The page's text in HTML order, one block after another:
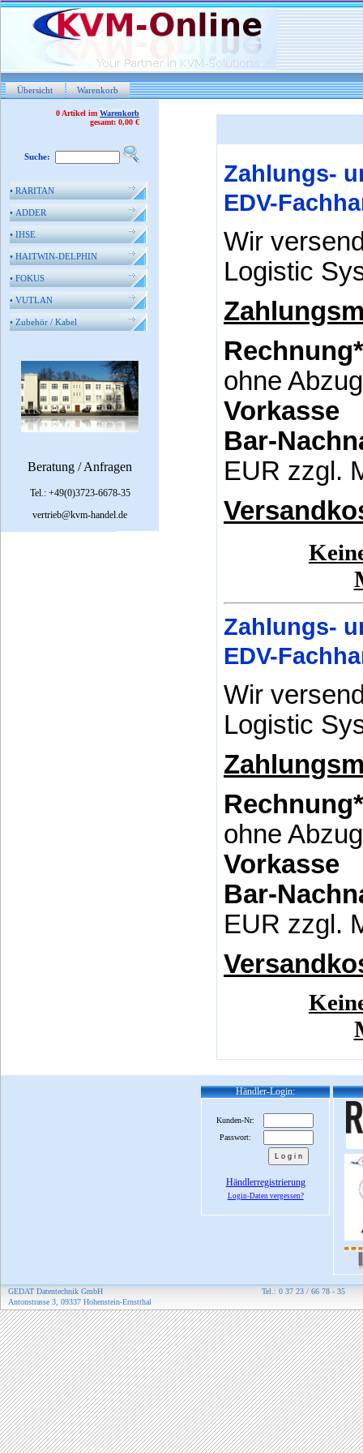
Übersicht Warenkorb
0 Artikel im Warenkorb
gesamt: 0,00 €
Suche:
•RARITAN
•ADDER
•IHSE
•HAITWIN-DELPHIN
•FOKUS
•VUTLAN
•Zubehör / Kabel
Beratung / Anfragen
Tel.: +49(0)3723-6678-35
vertrieb@kvm-handel.de
Zahlungs-
EDV-
Wir
Logistic
ohne
Bar-
EUR zzgl.
Zahlungs-
EDV-
Wir
Logistic
ohne
Bar-
EUR zzgl.
Händler-Login:
Kunden-Nr:
Passwort:
Händlerregistrierung
Login-Daten vergessen?
GEDAT Datentechnik GmbH
Tel.: 0 37 23 / 66 78 - 35
Antonstrasse 3, 09337 Hohenstein-Ernstthal